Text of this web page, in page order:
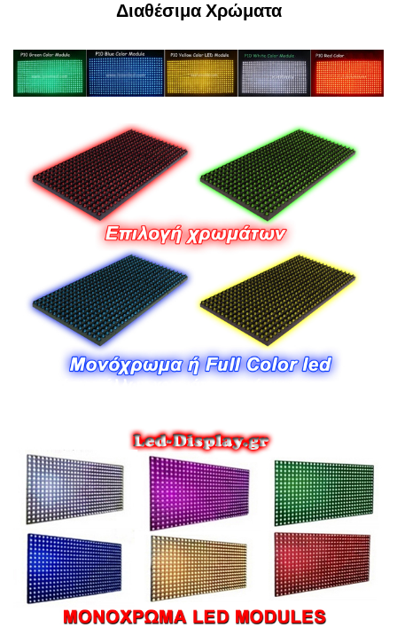
Διαθέσιμα Χρώματα